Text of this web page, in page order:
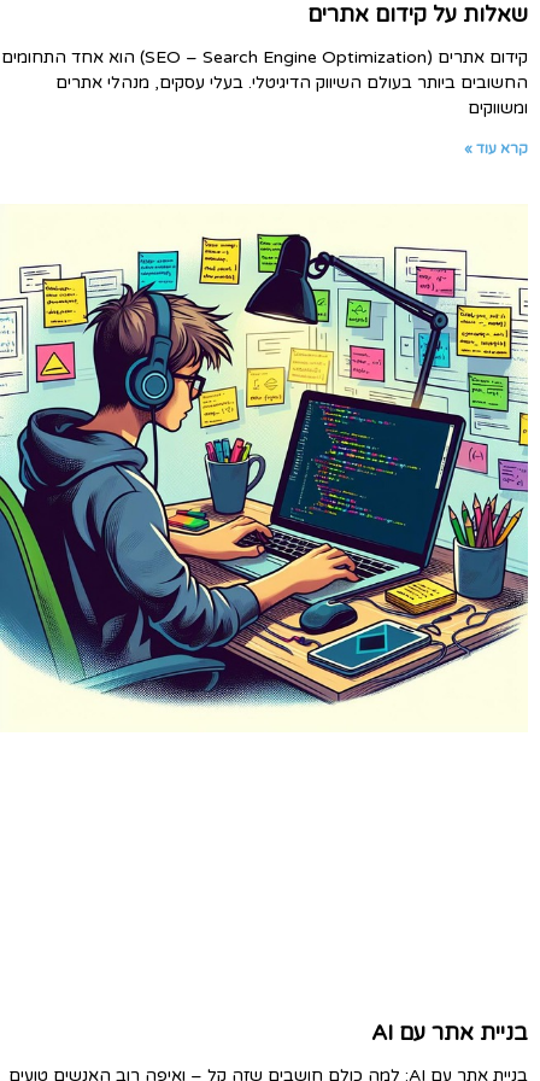
שאלות על קידום אתרים
קידום אתרים (SEO – Search Engine Optimization) הוא אחד התחומים
החשובים ביותר בעולם השיווק הדיגיטלי. בעלי עסקים, מנהלי אתרים
ומשווקים
קרא עוד »
בניית אתר עם AI
בניית אתר עם AI: למה כולם חושבים שזה קל – ואיפה רוב האנשים טועים